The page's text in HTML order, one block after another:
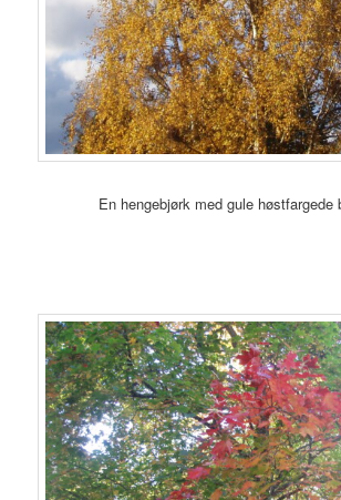
En hengebjørk med gule høstfargede